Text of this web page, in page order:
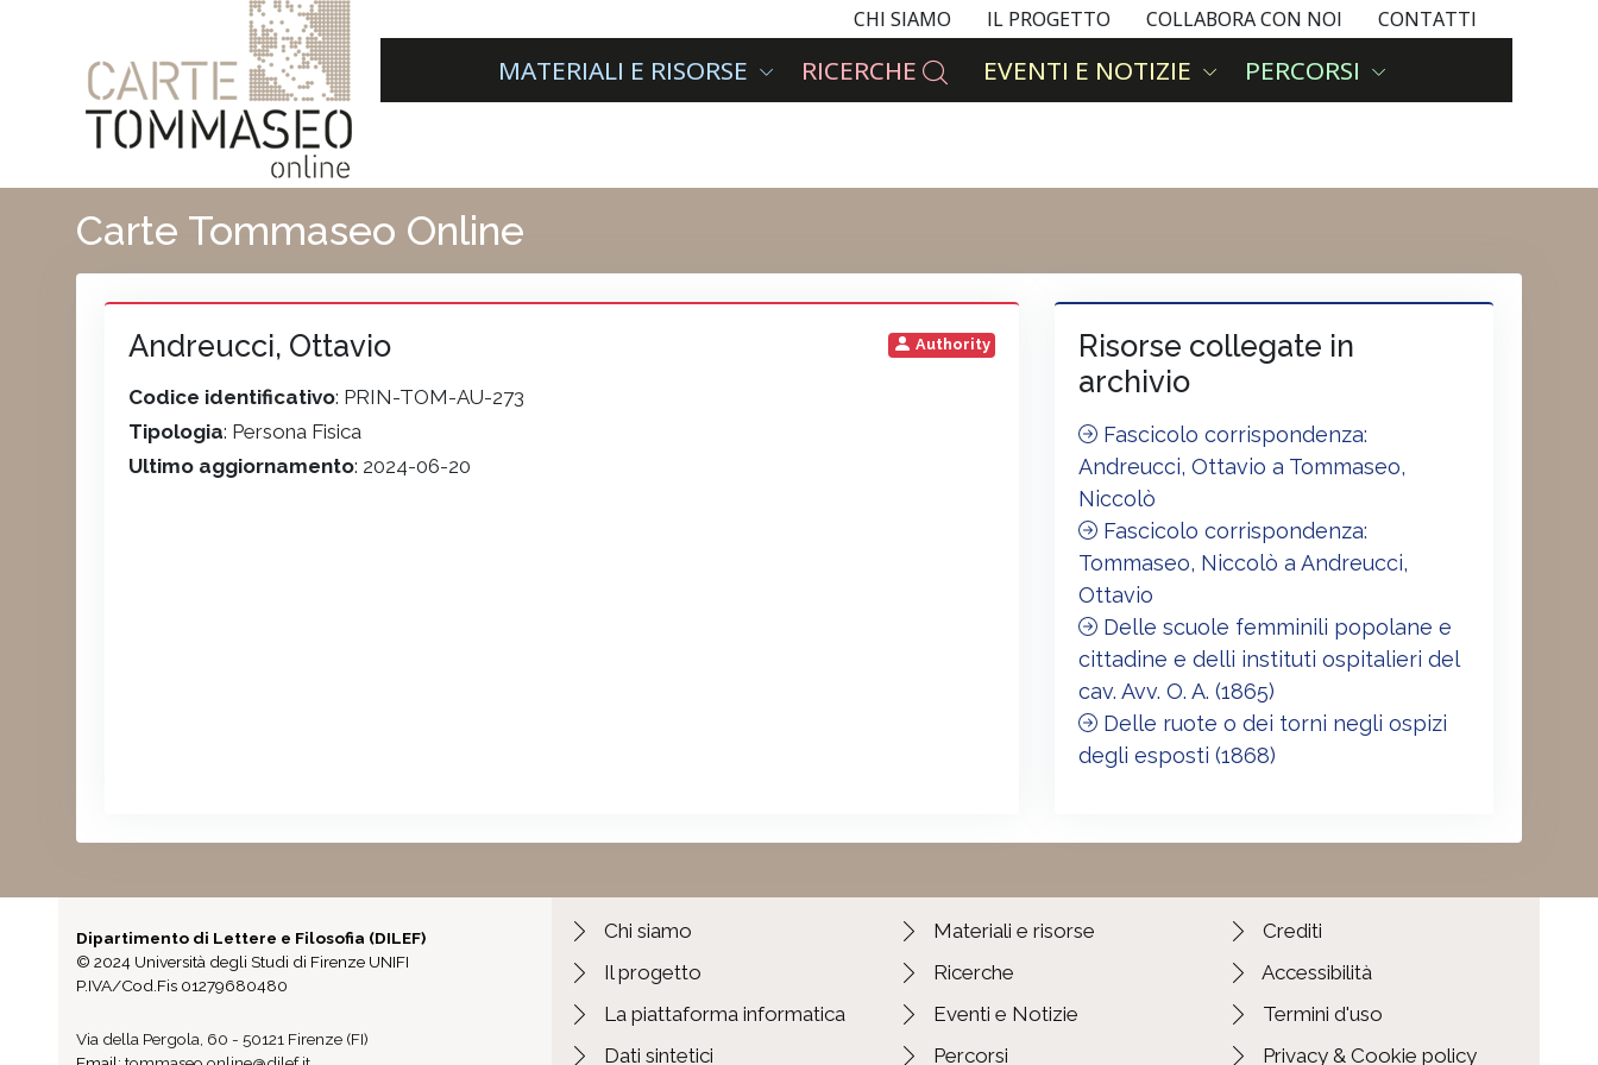
CHI SIAMO IL PROGETTO COLLABORA CON NOI CONTATTI
MATERIALI E RISORSE RICERCHE EVENTI E NOTIZIE PERCORSI
Carte Tommaseo Online
Andreucci, Ottavio Authority
Codice identificativo: PRIN-TOM-AU-273
Tipologia: Persona Fisica
Ultimo aggiornamento: 2024-06-20
Risorse collegate in
archivio
Fascicolo corrispondenza:
Andreucci, Ottavio a Tommaseo,
Niccolò
Fascicolo corrispondenza:
Tommaseo, Niccolò a Andreucci,
Ottavio
Delle scuole femminili popolane e
cittadine e delli instituti ospitalieri del
cav. Avv. O. A. (1865)
Delle ruote o dei torni negli ospizi
degli esposti (1868)
Dipartimento di Lettere e Filosofia (DILEF)
© 2024 Università degli Studi di Firenze UNIFI
P.IVA/Cod.Fis 01279680480
Via della Pergola, 60 - 50121 Firenze (FI)
Chi siamo
Il progetto
La piattaforma informatica
Dati sintetici
Materiali e risorse
Ricerche
Eventi e Notizie
Percorsi
Crediti
Accessibilità
Termini d'uso
Privacy & Cookie policy